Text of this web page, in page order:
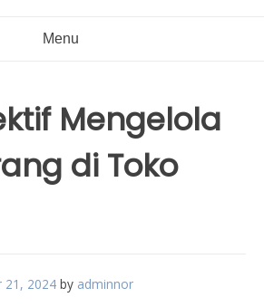
Menu
Mengelola
di Toko
21, 2024 by adminnor